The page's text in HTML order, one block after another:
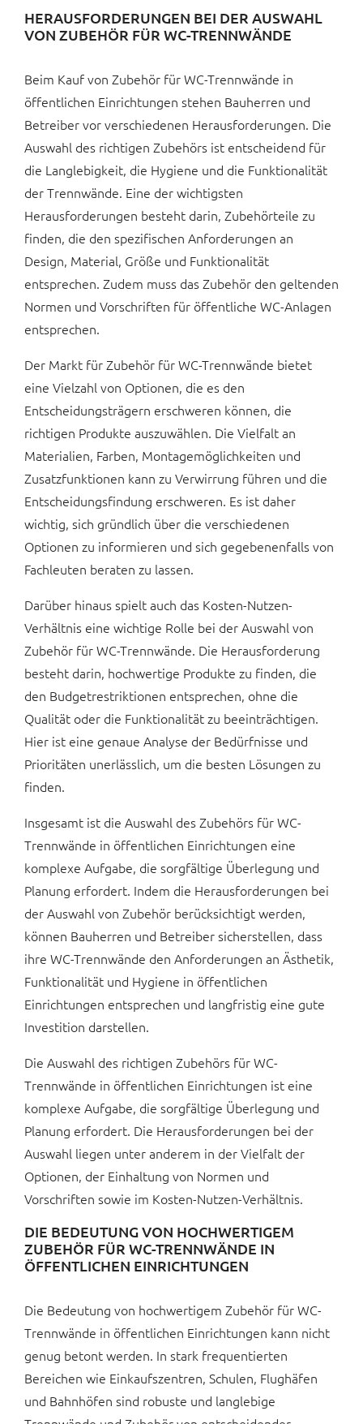
HERAUSFORDERUNGEN BEI DER AUSWAHL
VON ZUBEHÖR FÜR WC-TRENNWÄNDE
Beim Kauf von Zubehör für WC-Trennwände in
öffentlichen Einrichtungen stehen Bauherren und
Betreiber vor verschiedenen Herausforderungen. Die
Auswahl des richtigen Zubehörs ist entscheidend für
die Langlebigkeit, die Hygiene und die Funktionalität
der Trennwände. Eine der wichtigsten
Herausforderungen besteht darin, Zubehörteile zu
finden, die den spezifischen Anforderungen an
Design, Material, Größe und Funktionalität
entsprechen. Zudem muss das Zubehör den geltenden
Normen und Vorschriften für öffentliche WC-Anlagen
entsprechen.
Der Markt für Zubehör für WC-Trennwände bietet
eine Vielzahl von Optionen, die es den
Entscheidungsträgern erschweren können, die
richtigen Produkte auszuwählen. Die Vielfalt an
Materialien, Farben, Montagemöglichkeiten und
Zusatzfunktionen kann zu Verwirrung führen und die
Entscheidungsfindung erschweren. Es ist daher
wichtig, sich gründlich über die verschiedenen
Optionen zu informieren und sich gegebenenfalls von
Fachleuten beraten zu lassen.
Darüber hinaus spielt auch das Kosten-Nutzen-
Verhältnis eine wichtige Rolle bei der Auswahl von
Zubehör für WC-Trennwände. Die Herausforderung
besteht darin, hochwertige Produkte zu finden, die
den Budgetrestriktionen entsprechen, ohne die
Qualität oder die Funktionalität zu beeinträchtigen.
Hier ist eine genaue Analyse der Bedürfnisse und
Prioritäten unerlässlich, um die besten Lösungen zu
finden.
Insgesamt ist die Auswahl des Zubehörs für WC-
Trennwände in öffentlichen Einrichtungen eine
komplexe Aufgabe, die sorgfältige Überlegung und
Planung erfordert. Indem die Herausforderungen bei
der Auswahl von Zubehör berücksichtigt werden,
können Bauherren und Betreiber sicherstellen, dass
ihre WC-Trennwände den Anforderungen an Ästhetik,
Funktionalität und Hygiene in öffentlichen
Einrichtungen entsprechen und langfristig eine gute
Investition darstellen.
Die Auswahl des richtigen Zubehörs für WC-
Trennwände in öffentlichen Einrichtungen ist eine
komplexe Aufgabe, die sorgfältige Überlegung und
Planung erfordert. Die Herausforderungen bei der
Auswahl liegen unter anderem in der Vielfalt der
Optionen, der Einhaltung von Normen und
Vorschriften sowie im Kosten-Nutzen-Verhältnis.
DIE BEDEUTUNG VON HOCHWERTIGEM
ZUBEHÖR FÜR WC-TRENNWÄNDE IN
ÖFFENTLICHEN EINRICHTUNGEN
Die Bedeutung von hochwertigem Zubehör für WC-
Trennwände in öffentlichen Einrichtungen kann nicht
genug betont werden. In stark frequentierten
Bereichen wie Einkaufszentren, Schulen, Flughäfen
und Bahnhöfen sind robuste und langlebige